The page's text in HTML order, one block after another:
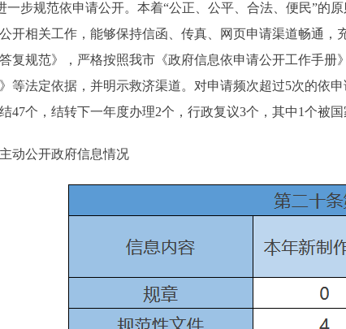
规范依申请公开。本着“公正、公平、合法、便民”的原
开相关工作，能够保持信函、传真、网页申请渠道畅通
复规范》，严格按照我市《政府信息依申请公开工作手
等法定依据，并明示救济渠道。对申请频次超过5次的依
47个，结转下一年度办理2个，行政复议3个，其中1个被
公开政府信息情况